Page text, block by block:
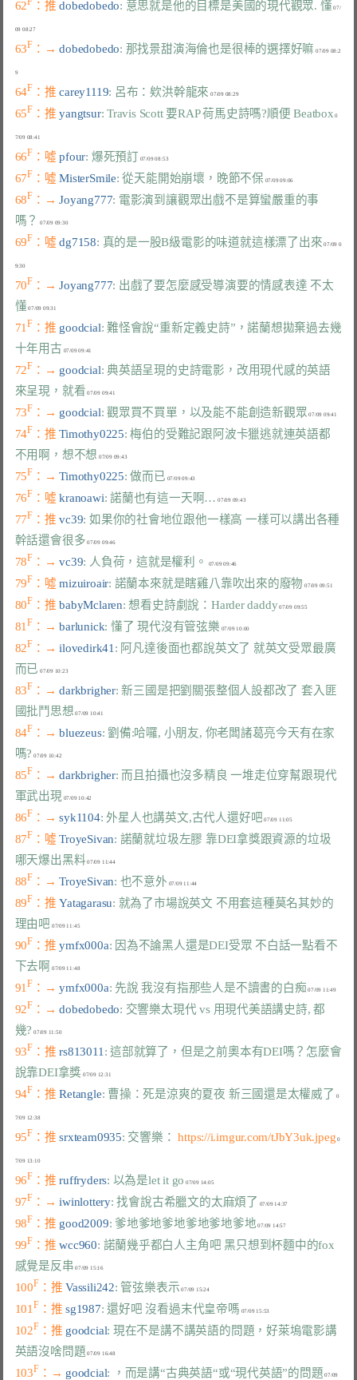
62 ：推 dobedobedo: 意思就是他的目標是美國的現代觀眾. 懂 07/
09 08:27
63F ：→ dobedobedo: 那找景甜演海倫也是很棒的選擇好嘛 07/09 08:2
9
64F ：推 carey1119: 呂布：欸洪幹龍來 07/09 08:29
65F ：推 yangtsur: Travis Scott 要RAP 荷馬史詩嗎?順便 Beatbox 0
66F ：噓 pfour: 爆死預訂 07/09 08:53
67F ：噓 MisterSmile: 從天能開始崩壞，晚節不保
68F ：→ Joyang777: 電影演到讓觀眾出戲不是算蠻嚴重的事
嗎？
07/09 09:30
69F ：噓 dg7158: 真的是一股B級電影的味道就這樣漂了出來 07/09 0
9:30
70F ：→ Joyang777: 出戲了要怎麼感受導演要的情感表達 不太
懂
71F ：推 goodcial: 難怪會說“重新定義史詩”，諾蘭想拋棄過去幾
十年用古
72F ：→ goodcial: 典英語呈現的史詩電影，改用現代感的英語
來呈現，就看
73F ：→ goodcial: 觀眾買不買單，以及能不能創造新觀眾
74F ：推 Timothy0225: 梅伯的受難記跟阿波卡獵逃就連英語都
不用啊，想不想
07/09 09:43
75F ：→ Timothy0225: 做而已
76F ：噓 kranoawi: 諾蘭也有這一天啊… 07/09 09:43
77F ：推 vc39: 如果你的社會地位跟他一樣高 一樣可以講出各種
幹話還會很多
07/09 09:46
78F ：→ vc39: 人負荷，這就是權利。
79F ：噓 mizuiroair: 諾蘭本來就是瞎雞八靠吹出來的廢物
80F ：推 babyMclaren: 想看史詩劇說：Harder daddy 07/09 09:55
81F ：→ barlunick: 懂了 現代沒有管弦樂
82F ：→ ilovedirk41 : 阿凡達後面也都說英文了 就英文受眾最廣
而已
07/09 10:23
83F ：→ darkbrigher: 新三國是把劉關張整個人設都改了 套入匪
國批鬥思想
84F ：→ bluezeus: 劉備:哈囉, 小朋友, 你老闆諸葛亮今天有在家
嗎?
85F ：→ darkbrigher: 而且拍攝也沒多精良 一堆走位穿幫跟現代
軍武出現
86F ：→ syk1104: 外星人也講英文,古代人還好吧 07/09 11:05
87F ：噓 TroyeSivan: 諾蘭就垃圾左膠 靠DEI拿獎跟資源的垃圾
哪天爆出黑料
07/09 11:44
88F ：→ TroyeSivan: 也不意外
89F ：推 Yatagarasu: 就為了市場說英文 不用套這種莫名其妙的
理由吧
07/09 11:45
90F ：推 ymfx000a: 因為不論黑人還是DEI受眾 不白話一點看不
下去啊
07/09 11:48
91F ：→ ymfx000a: 先說 我沒有指那些人是不讀書的白痴 07/09 11:49
92F ：→ dobedobedo: 交響樂太現代 vs 用現代美語講史詩, 都
幾?
07/09 11:50
93F ：推 rs813011 : 這部就算了，但是之前奧本有DEI嗎？怎麼會
說靠DEI拿獎
94F ：推 Retangle: 曹操：死是涼爽的夏夜 新三國還是太權威了 0
7/09 12:38
95F ：推 srxteam0935: 交響樂： https://i.imgur.com/tJbY3uk.jpeg 0
7/09 13:10
96F ：推 ruffryders: 以為是let it go 07/09 14:05
97F ：→ iwinlottery: 找會說古希臘文的太麻煩了
98F ：推 good2009: 爹地爹地爹地爹地爹地爹地 07/09 14:57
99F ：推 wcc960: 諾蘭幾乎都白人主角吧 黑只想到杯麵中的fox
感覺是反串
07/09 15:16
100F ：推 Vassili242: 管弦樂表示 07/09 15:24
101 F ：推 sg1987: 還好吧 沒看過末代皇帝嗎
102F ：推 goodcial: 現在不是講不講英語的問題，好萊塢電影講
英語沒啥問題
07/09 16:48
103F ：→ goodcial: ，而是講“古典英語“或“現代英語”的問題 07/09